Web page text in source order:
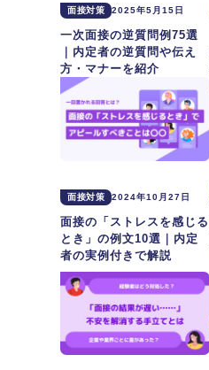
面接対策 2025年5月15日
一次面接の逆質問例75選
｜内定者の逆質問や伝え
方・マナーを紹介
面接対策 2024年10月27日
面接の「ストレスを感じる
とき」の例文10選｜内定
者の実例付きで解説